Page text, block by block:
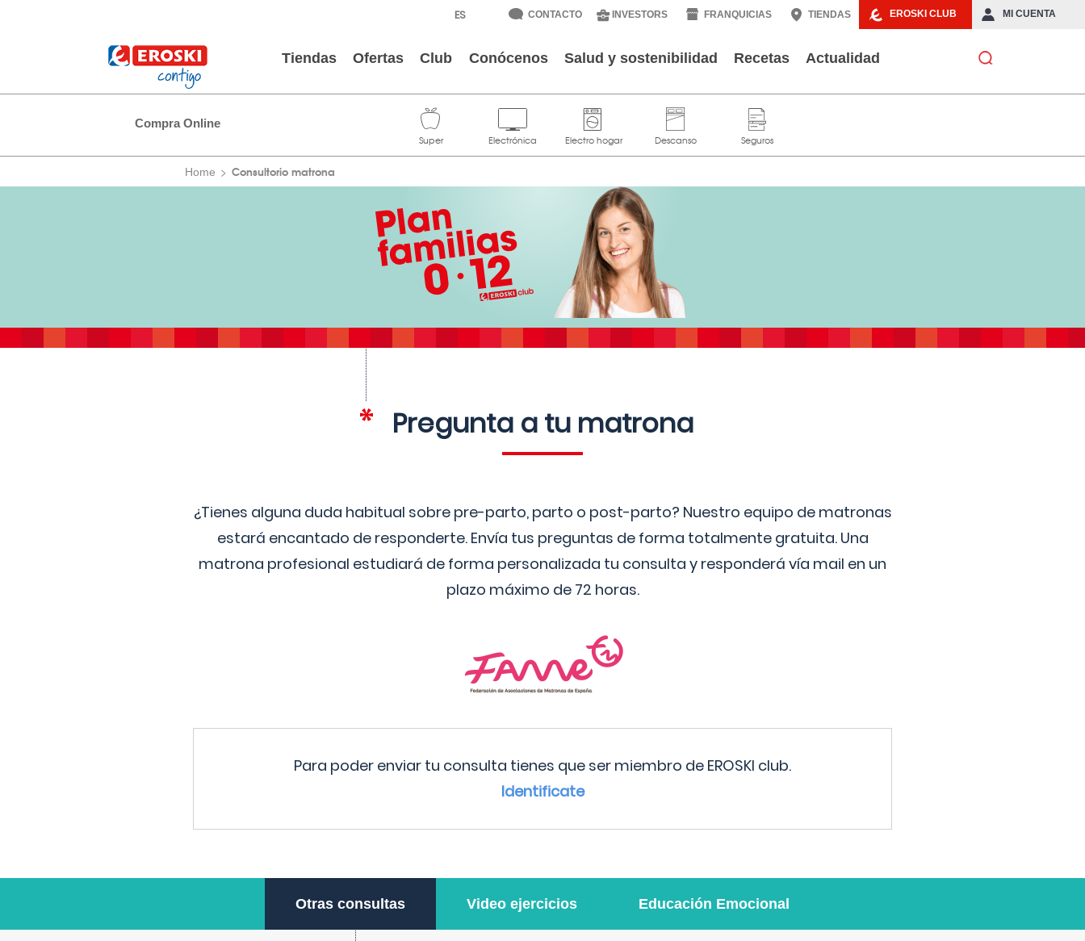
EROSKI CLUB MI CUENTA
CONTACTO INVESTORS FRANQUICIAS TIENDAS
Tiendas Ofertas Club Conócenos Salud y sostenibilidad Recetas Actualidad
Compra Online
Home Consultorio matrona
Pregunta a tu matrona
¿Tienes alguna duda habitual sobre pre-parto, parto o post-parto? Nuestro equipo de matronas
estará encantado de responderte. Envía tus preguntas de forma totalmente gratuita. Una
matrona profesional estudiará de forma personalizada tu consulta y responderá vía mail en un
plazo máximo de 72 horas.
Para poder enviar tu consulta tienes que ser miembro de EROSKI club.
Identificate
Otras consultas Video ejercicios Educación Emocional